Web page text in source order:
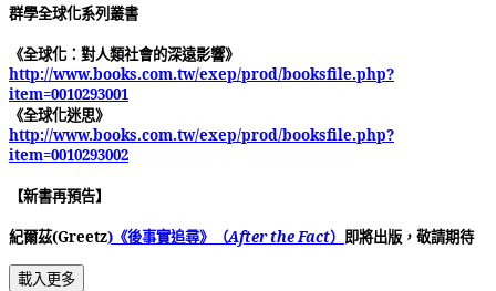
群學全球化系列叢書
《全球化：對人類社會的深遠影響》
http://www.books.com.tw/exep/prod/booksfile.php?
item=0010293001
《全球化迷思》
http://www.books.com.tw/exep/prod/booksfile.php?
item=0010293002
【新書再預告】
紀爾茲(Greetz)《後事實追尋》（After the Fact） 即將出版，敬請期待
載入更多